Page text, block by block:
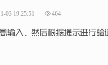
03 19:25:51 464
入，然后根据提示进行